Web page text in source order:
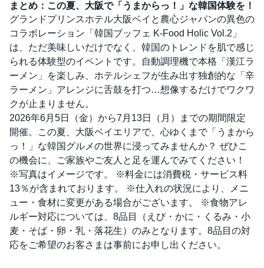
まとめ：この夏、大阪で「うまからっ！」な韓国体験を！
グランドプリンスホテル大阪ベイと農心ジャパンの異色の
コラボレーション「韓国ブッフェ K-Food Holic Vol.2」
は、ただ美味しいだけでなく、韓国のトレンドを肌で感じ
られる体験型のイベントです。自動調理機で本格「漢江ラ
ーメン」を楽しみ、ホテルシェフが生み出す独創的な「辛
ラーメン」アレンジに舌鼓を打つ…想像するだけでワクワ
クが止まりません。
2026年6月5日（金）から7月13日（月）までの期間限定
開催。この夏、大阪ベイエリアで、心ゆくまで「うまから
っ！」な韓国グルメの世界に浸ってみませんか？ ぜひこ
の機会に、ご家族やご友人と足を運んでみてください！
※写真はイメージです。 ※料金には消費税・サービス料
13％が含まれております。 ※仕入れの状況により、メニ
ュー・食材に変更がある場合がございます。 ※食物アレ
ルギー対応については、8品目（えび・かに・くるみ・小
麦・そば・卵・乳・落花生）のみとなります。8品目の対
応をご希望のお客さまは事前にお申し出ください。